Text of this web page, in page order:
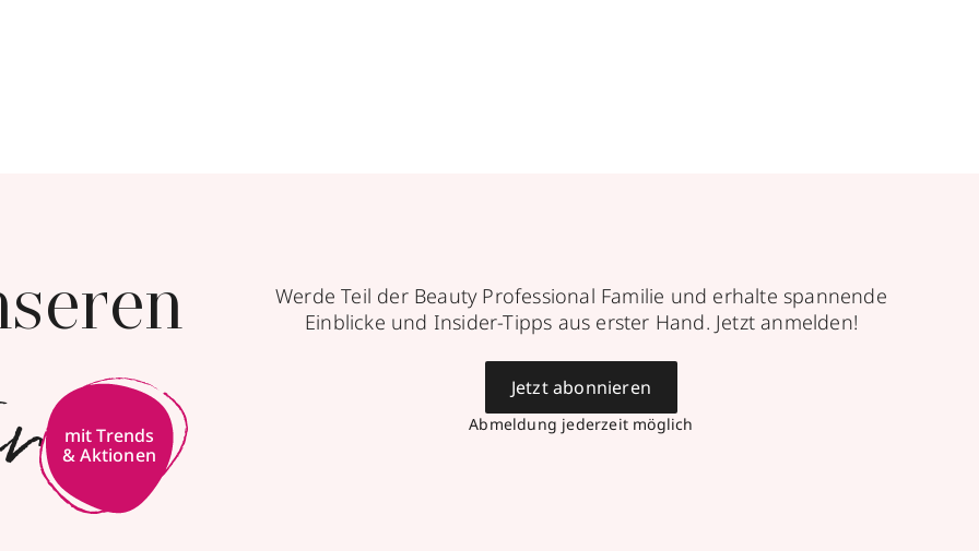
Werde Teil der Beauty Professional Familie und erhalte spannende
Einblicke und Insider-Tipps aus erster Hand. Jetzt anmelden!
Abmeldung jederzeit möglich
Jetzt abonnieren